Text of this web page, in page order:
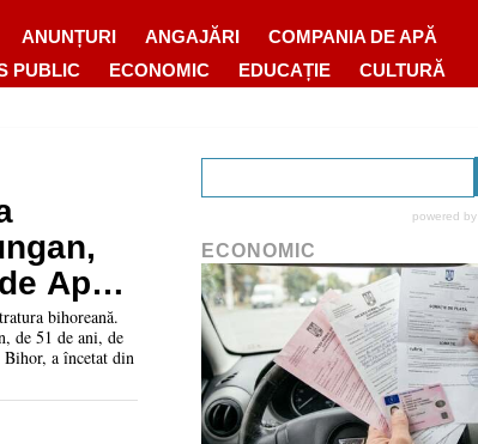
ANUNȚURI ANGAJĂRI
COMPANIA DE APĂ
PUBLIC ECONOMIC EDUCAȚIE CULTURĂ
Apel
bihoreană.
de 51 de ani, de
a încetat din
powered by
ECONOMIC